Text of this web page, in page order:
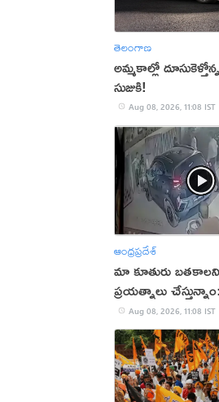
తెలంగాణ
అమ్మకాల్లో
సుజుకి!
Aug 08, 2026, 11:08 IST
ఆంధ్రప్రదేశ్
మా కూతురు
ప్రయత్నాలు
ప్రియాంక తండ్రి
Aug 08, 2026, 11:08 IST